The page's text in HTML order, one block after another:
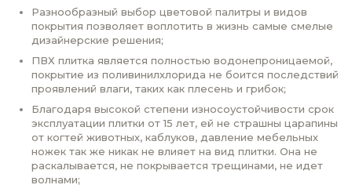
Разнообразный выбор цветовой палитры и видов
покрытия позволяет воплотить в жизнь самые смелые
дизайнерские решения;
ПВХ плитка является полностью водонепроницаемой,
покрытие из поливинилхлорида не боится последствий
проявлений влаги, таких как плесень и грибок;
Благодаря высокой степени износоустойчивости срок
эксплуатации плитки от 15 лет, ей не страшны царапины
от когтей животных, каблуков, давление мебельных
ножек так же никак не влияет на вид плитки. Она не
раскалывается, не покрывается трещинами, не идет
волнами;